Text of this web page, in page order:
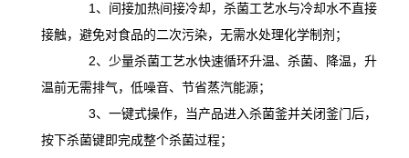
1、间接加热间接冷却，杀菌工艺水与冷却水不直接
接触，避免对食品的二次污染，无需水处理化学制剂；
2、少量杀菌工艺水快速循环升温、杀菌、降温，升
温前无需排气，低噪音、节省蒸汽能源；
3、一键式操作，当产品进入杀菌釜并关闭釜门后，
按下杀菌键即完成整个杀菌过程；